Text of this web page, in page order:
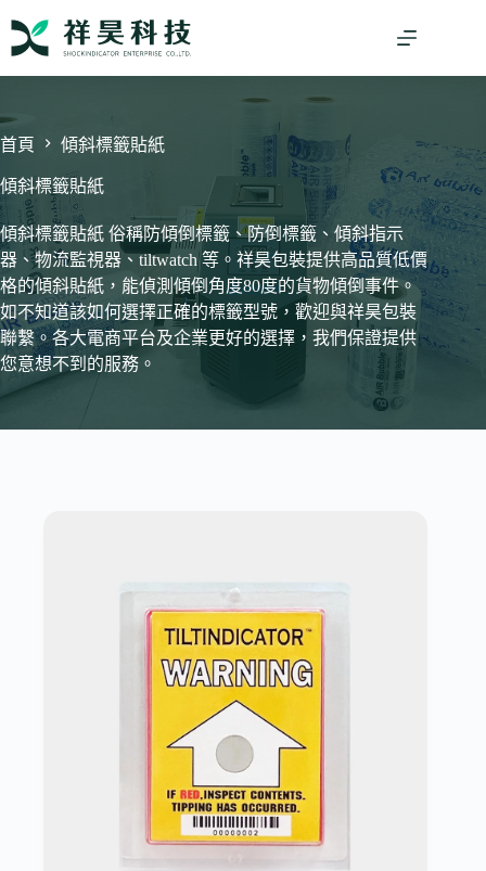
內
容
首頁 傾斜標籤貼紙
傾斜標籤貼紙
傾斜標籤貼紙 俗稱防傾倒標籤、防倒標籤、傾斜指示
器、物流監視器、tiltwatch 等。祥昊包裝提供高品質低價
格的傾斜貼紙，能偵測傾倒角度80度的貨物傾倒事件。
如不知道該如何選擇正確的標籤型號，歡迎與祥昊包裝
聯繫。各大電商平台及企業更好的選擇，我們保證提供
您意想不到的服務。